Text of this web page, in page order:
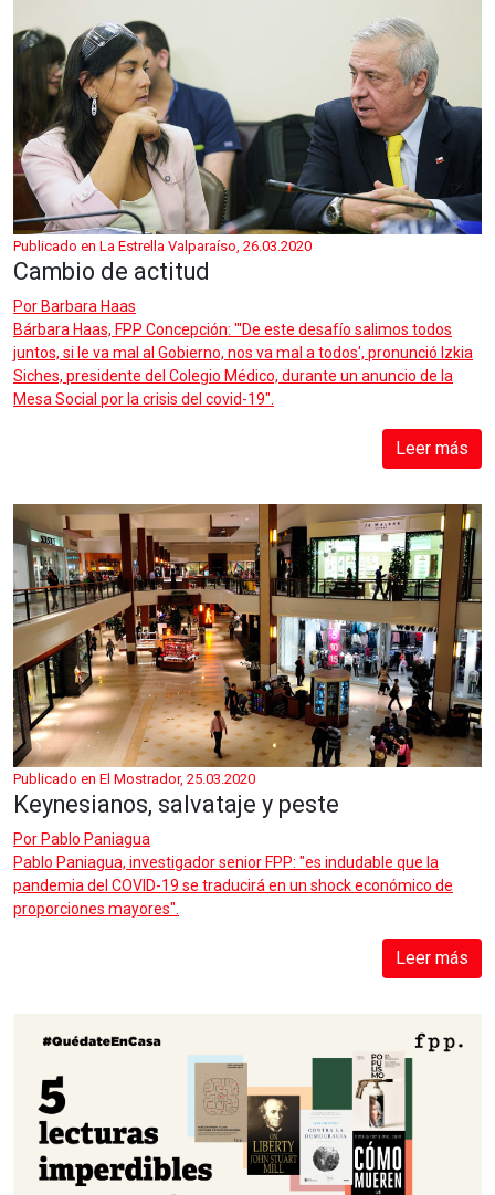
Publicado en La Estrella Valparaíso, 26.03.2020
Cambio de actitud
Por Barbara Haas
Bárbara Haas, FPP Concepción: "'De este desafío salimos todos
juntos, si le va mal al Gobierno, nos va mal a todos', pronunció Izkia
Siches, presidente del Colegio Médico, durante un anuncio de la
Mesa Social por la crisis del covid-19".
Leer más
Publicado en El Mostrador, 25.03.2020
Keynesianos, salvataje y peste
Por Pablo Paniagua
Pablo Paniagua, investigador senior FPP: "es indudable que la
pandemia del COVID-19 se traducirá en un shock económico de
proporciones mayores".
Leer más